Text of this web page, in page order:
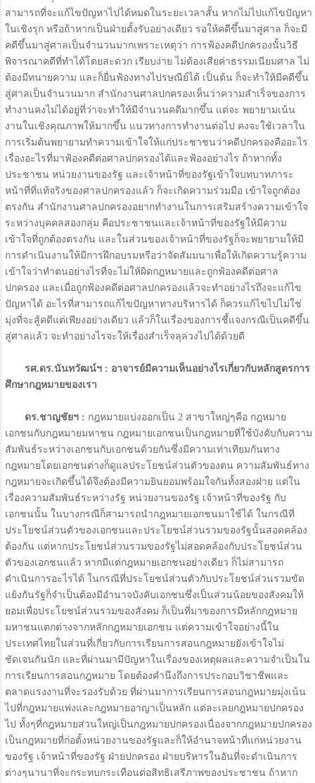
สามารถที่จะแก้ไขปัญหาไปได้หมดในระยะเวลาสั้น หากไม่ไปแก้ไขปัญหา
ในเชิงรุก หรือถ้าหากเป็นฝ่ายตั้งรับอย่างเดียว รอให้คดีขึ้นมาสู่ศาล ก็จะมี
คดีขึ้นมาสู่ศาลเป็นจำนวนมากเพราะเหตุว่า การฟ้องคดีปกครองนั้นวิธี
พิจารณาคดีที่ทำได้โดยสะดวก เรียบง่าย ไม่ต้องเสียค่าธรรมเนียมศาล ไม่
ต้องมีทนายความ และก็ยื่นฟ้องทางไปรษณีย์ได้ เป็นต้น ก็จะทำให้มีคดีขึ้น
สู่ศาลเป็นจำนวนมาก สำนักงานศาลปกครองเห็นว่าความสำเร็จของการ
ทำงานคงไม่ได้อยู่ที่ว่าจะทำให้มีจำนวนคดีมากขึ้น แต่จะ พยายามเน้น
งานในเชิงคุณภาพให้มากขึ้น แนวทางการทำงานต่อไป คงจะใช้เวลาใน
การเริ่มต้นพยายามทำความเข้าใจให้แก่ประชาชนว่าคดีปกครองคืออะไร
เรื่องอะไรที่มาฟ้องคดีต่อศาลปกครองได้และฟ้องอย่างไร ถ้าหากทั้ง
ประชาชน หน่วยงานของรัฐ และเจ้าหน้าที่ของรัฐเข้าใจบทบาทภาระ
หน้าที่ที่แท้จริงของศาลปกครองแล้ว ก็จะเกิดความร่วมมือ เข้าใจถูกต้อง
ตรงกัน สำนักงานศาลปกครองอยากทำงานในการเสริมสร้างความเข้าใจ
ระหว่างบุคคลสองกลุ่ม คือประชาชนและเจ้าหน้าที่ของรัฐให้มีความ
เข้าใจที่ถูกต้องตรงกัน และในส่วนของเจ้าหน้าที่ของรัฐก็จะพยายามให้มี
การดำเนินงานให้มีการฝึกอบรมหรือว่าจัดสัมมนาเพื่อให้เกิดความรู้ความ
เข้าใจว่าทำตนอย่างไรที่จะไม่ให้ผิดกฎหมายและถูกฟ้องคดีต่อศาล
ปกครอง และเมื่อถูกฟ้องคดีต่อศาลปกครองแล้วจะทำอย่างไรถึงจะแก้ไข
ปัญหาได้ อะไรที่สามารถแก้ไขปัญหาทางบริหารได้ ก็ควรแก้ไขไปไม่ใช่
มุ่งที่จะสู้คดีแต่เพียงอย่างเดียว แล้วก็ในเรื่องของการชี้แจงกรณีเป็นคดีขึ้น
สู่ศาลแล้ว จะทำอย่างไรจะให้เรื่องสำเร็จลุล่วงไปได้ด้วยดี
รศ.ดร.นันทวัฒน์ฯ : อาจารย์มีความเห็นอย่างไรเกี่ยวกับหลักสูตรการ
ศึกษากฎหมายของเรา
ดร.ชาญชัยฯ : กฎหมายแบ่งออกเป็น 2 สาขาใหญ่ๆคือ กฎหมาย
เอกชนกับกฎหมายมหาชน กฎหมายเอกชนเป็นกฎหมายที่ใช้บังคับกับความ
สัมพันธ์ระหว่างเอกชนกับเอกชนด้วยกันซึ่งมีความเท่าเทียมกันทาง
กฎหมายโดยเอกชนต่างก็ดูแลประโยชน์ส่วนตัวของตน ความสัมพันธ์ทาง
กฎหมายจะเกิดขึ้นได้จึงต้องมีความยินยอมพร้อมใจกันทั้งสองฝ่าย แต่ใน
เรื่องความสัมพันธ์ระหว่างรัฐ หน่วยงานของรัฐ เจ้าหน้าที่ของรัฐ กับ
เอกชนนั้น ในบางกรณีก็สามารถนำกฎหมายเอกชนมาใช้ได้ ในกรณีที่
ประโยชน์ส่วนตัวของเอกชนและประโยชน์ส่วนรวมของรัฐนั้นสอดคล้อง
ต้องกัน แต่หากประโยชน์ส่วนรวมของรัฐไม่สอดคล้องกับประโยชน์ส่วน
ตัวของเอกชนแล้ว หากมีแต่กฎหมายเอกชนอย่างเดียว ก็ไม่สามารถ
ดำเนินการอะไรได้ ในกรณีที่ประโยชน์ส่วนตัวกับประโยชน์ส่วนรวมขัด
แย้งกันรัฐก็จำเป็นต้องมีอำนาจบังคับเอกชนซึ่งเป็นส่วนน้อยของสังคมให้
ยอมเพื่อประโยชน์ส่วนรวมของสังคม ก็เป็นที่มาของการมีหลักกฎหมาย
มหาชนแตกต่างจากหลักกฎหมายเอกชน แต่ความเข้าใจอย่างนี้ใน
ประเทศไทยในส่วนที่เกี่ยวกับการเรียนการสอนกฎหมายยังเข้าใจไม่
ชัดเจนกันนัก และที่ผ่านมามีปัญหาในเรื่องของเหตุผลและความจำเป็นใน
การเรียนการสอนกฎหมาย โดยต้องคำนึงถึงการประกอบวิชาชีพและ
ตลาดแรงงานที่จะรองรับด้วย ที่ผ่านมาการเรียนการสอนกฎหมายมุ่งเน้น
ไปที่กฎหมายแพ่งและกฎหมายอาญาเป็นหลัก แต่ละเลยกฎหมายปกครอง
ไป ทั้งๆที่กฎหมายส่วนใหญ่เป็นกฎหมายปกครองเนื่องจากกฎหมายปกครอง
เป็นกฎหมายที่ก่อตั้งหน่วยงานของรัฐและก็ให้อำนาจหน้าที่แก่หน่วยงาน
ของรัฐ เจ้าหน้าที่ของรัฐ ฝ่ายปกครอง ฝ่ายบริหารในอันที่จะดำเนินการ
ต่างๆนานาที่จะกระทบกระเทือนต่อสิทธิเสรีภาพของประชาชน ถ้าหาก